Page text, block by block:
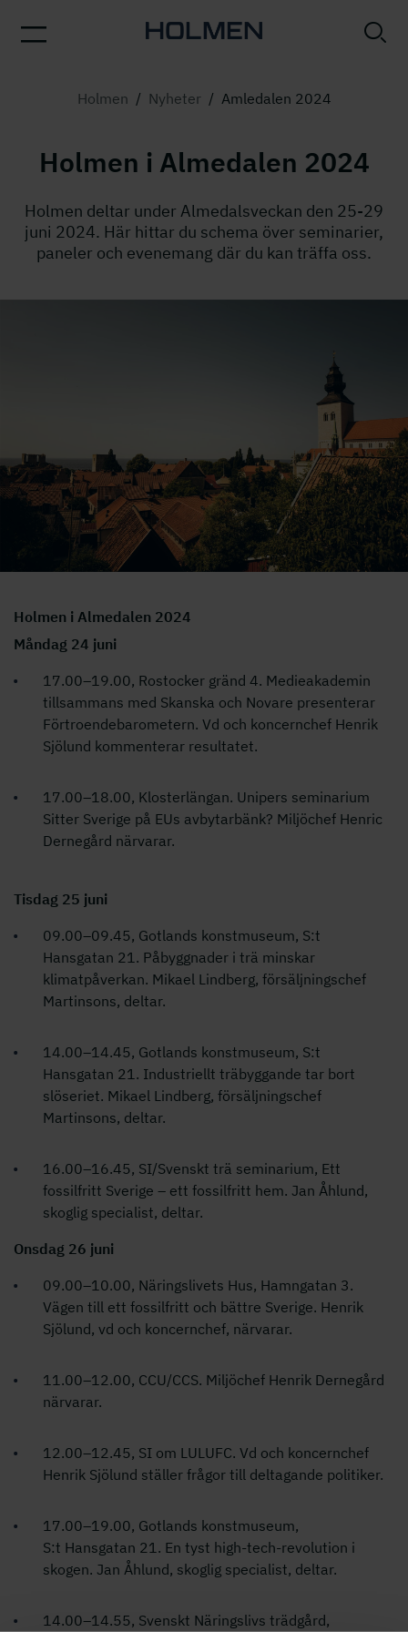
Holmen / Nyheter / Amledalen 2024
Holmen i Almedalen 2024
Holmen deltar under Almedalsveckan den 25-29
juni 2024. Här hittar du schema över seminarier,
paneler och evenemang där du kan träffa oss.
Holmen i Almedalen 2024
Måndag 24 juni
17.00–19.00, Rostocker gränd 4. Medieakademin
tillsammans med Skanska och Novare presenterar
Förtroendebarometern. Vd och koncernchef Henrik
Sjölund kommenterar resultatet.
17.00–18.00, Klosterlängan. Unipers seminarium
Sitter Sverige på EUs avbytarbänk? Miljöchef Henric
Dernegård närvarar.
Tisdag 25 juni
09.00–09.45, Gotlands konstmuseum, S:t
Hansgatan 21. Påbyggnader i trä minskar
klimatpåverkan. Mikael Lindberg, försäljningschef
Martinsons, deltar.
14.00–14.45, Gotlands konstmuseum, S:t
Hansgatan 21. Industriellt träbyggande tar bort
slöseriet. Mikael Lindberg, försäljningschef
Martinsons, deltar.
16.00–16.45, SI/Svenskt trä seminarium, Ett
fossilfritt Sverige – ett fossilfritt hem. Jan Åhlund,
skoglig specialist, deltar.
Onsdag 26 juni
09.00–10.00, Näringslivets Hus, Hamngatan 3.
Vägen till ett fossilfritt och bättre Sverige. Henrik
Sjölund, vd och koncernchef, närvarar.
11.00–12.00, CCU/CCS. Miljöchef Henrik Dernegård
närvarar.
12.00–12.45, SI om LULUFC. Vd och koncernchef
Henrik Sjölund ställer frågor till deltagande politiker.
17.00–19.00, Gotlands konstmuseum,
S:t Hansgatan 21. En tyst high-tech-revolution i
skogen. Jan Åhlund, skoglig specialist, deltar.
14.00–14.55, Svenskt Näringslivs trädgård,